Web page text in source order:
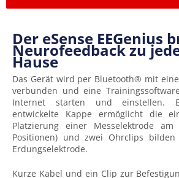
Der eSense EEGenius
Neurofeedback zu
Hause
Das Gerät wird per Bluetooth® mit
verbunden und eine
Internet starten und einstellen.
entwickelte Kappe ermöglicht die
Platzierung einer Messelektrode
Positionen) und zwei Ohrclips
Erdungselektrode.
Kurze Kabel und ein Clip zur